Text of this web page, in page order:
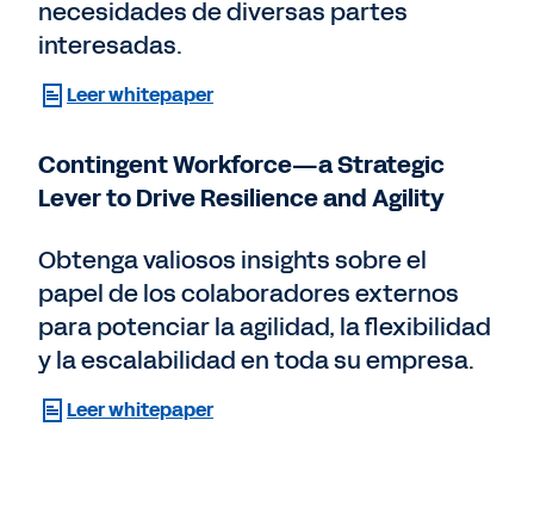
necesidades de diversas partes
interesadas.
Leer whitepaper
Contingent Workforce—a Strategic
Lever to Drive Resilience and Agility
Obtenga valiosos insights sobre el
papel de los colaboradores externos
para potenciar la agilidad, la flexibilidad
y la escalabilidad en toda su empresa.
Leer whitepaper